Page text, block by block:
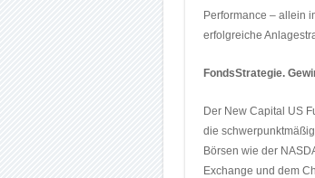
Performance – allein
erfolgreiche
FondsStrategie.
Der New Capital US
die
Börsen wie der
Exchange und dem